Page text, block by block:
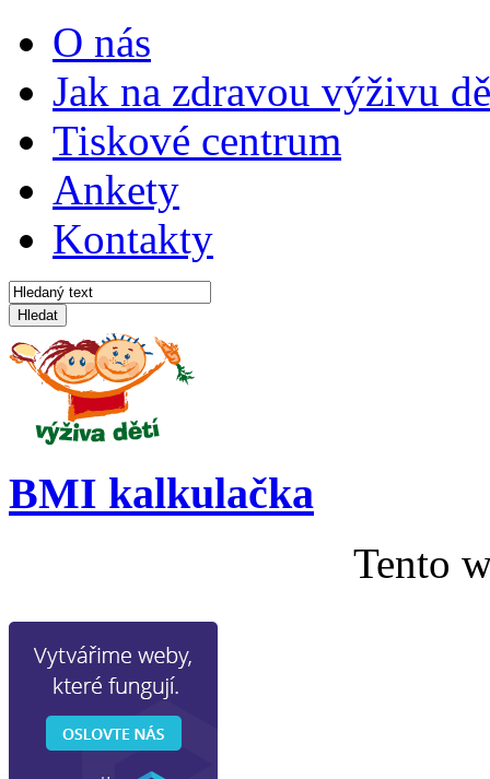
O nás
Jak na zdravou výživu
Tiskové centrum
Ankety
Kontakty
Hledat
BMI kalkulačka
Tento